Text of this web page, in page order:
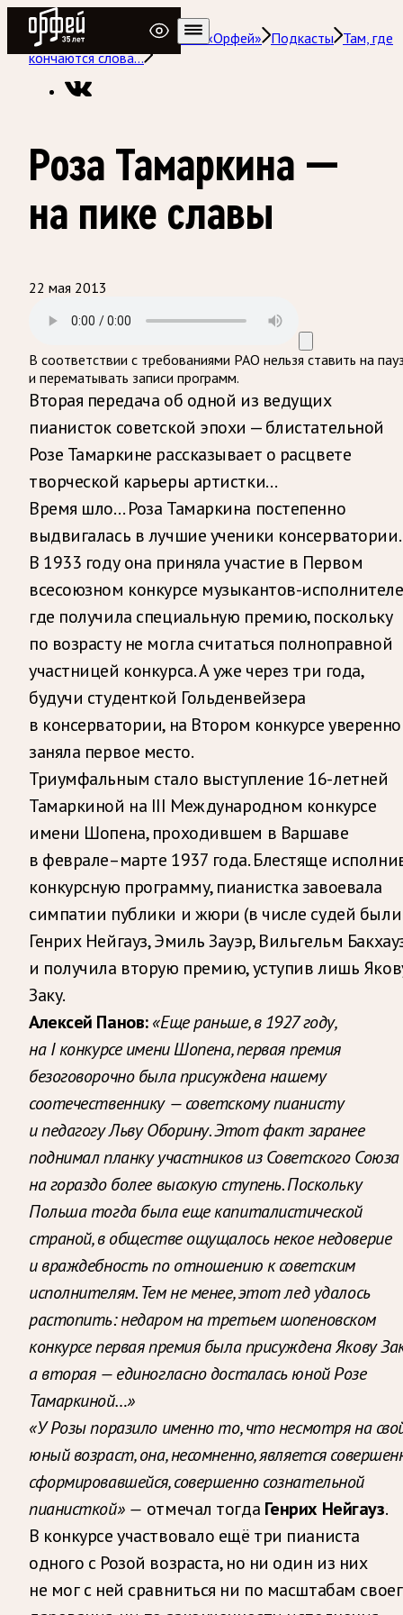
Радио Орфей
Радио классической музыки «Орфей» Подкасты Там, где
кончаются слова…
Роза Тамаркина —
на пике славы
22 мая 2013
В соответствии с требованиями РАО нельзя ставить на
и перематывать записи программ.
Вторая передача об одной из ведущих
пианисток советской эпохи — блистательной
Розе Тамаркине рассказывает о расцвете
творческой карьеры артистки…
Время шло… Роза Тамаркина постепенно
выдвигалась в лучшие ученики консерватории.
В 1933 году она приняла участие в Первом
всесоюзном конкурсе музыкантов-
где получила специальную премию, поскольку
по возрасту не могла считаться полноправной
участницей конкурса. А уже через три года,
будучи студенткой Гольденвейзера
в консерватории, на Втором конкурсе уверенно
заняла первое место.
Триумфальным стало выступление 16-летней
Тамаркиной на III Международном конкурсе
имени Шопена, проходившем в Варшаве
в феврале–марте 1937 года. Блестяще
конкурсную программу, пианистка завоевала
симпатии публики и жюри (в числе судей были
Генрих Нейгауз, Эмиль Зауэр, Вильгельм
и получила вторую премию, уступив лишь
Заку.
Алексей Панов:«Еще раньше, в 1927 году,
на I конкурсе имени Шопена, первая премия
безоговорочно была присуждена нашему
соотечественнику — советскому пианисту
и педагогу Льву Оборину. Этот факт заранее
поднимал планку участников из Советского Союза
на гораздо более высокую ступень. Поскольку
Польша тогда была еще капиталистической
страной, в обществе ощущалось некое недоверие
и враждебность по отношению к советским
исполнителям. Тем не менее, этот лед удалось
растопить: недаром на третьем шопеновском
конкурсе первая премия была присуждена Якову
а вторая — единогласно досталась юной Розе
Тамаркиной…»
«У Розы поразило именно то, что несмотря на
юный возраст, она, несомненно, является
сформировавшейся, совершенно сознательной
пианисткой» — отмечал тогда Генрих Нейгауз.
В конкурсе участвовало ещё три пианиста
одного с Розой возраста, но ни один из них
не мог с ней сравниться ни по масштабам